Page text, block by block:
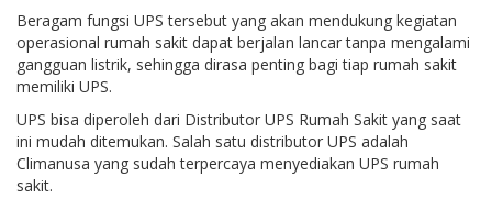
Beragam fungsi UPS tersebut yang akan mendukung kegiatan
operasional rumah sakit dapat berjalan lancar tanpa mengalami
gangguan listrik, sehingga dirasa penting bagi tiap rumah sakit
memiliki UPS.
UPS bisa diperoleh dari Distributor UPS Rumah Sakit yang saat
ini mudah ditemukan. Salah satu distributor UPS adalah
Climanusa yang sudah terpercaya menyediakan UPS rumah
sakit.